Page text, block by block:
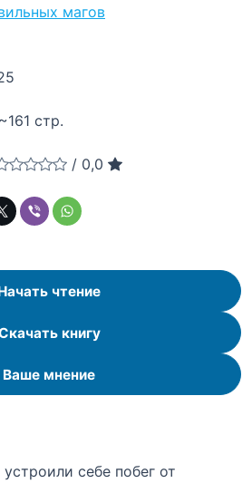
магов
стр.
/ 0,0
чтение
книгу
Ваше мнение
себе побег от